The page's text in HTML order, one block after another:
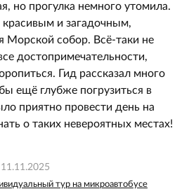
но прогулка немного утомила.
красивым и загадочным,
Морской собор. Всё-таки не
достопримечательности,
Гид рассказал много
ещё глубже погрузиться в
приятно провести день на
о таких невероятных местах!
11.11.2025
тур на микроавтобусе